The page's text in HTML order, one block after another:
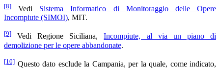
[8] Vedi Sistema Informatico di Monitoraggio delle Opere
Incompiute (SIMOI), MIT.
[9] Vedi Regione Siciliana,Incompiute, al via un piano di
demolizione per le opere abbandonate.
[10] Questo dato esclude la Campania, per la quale, come indicato,